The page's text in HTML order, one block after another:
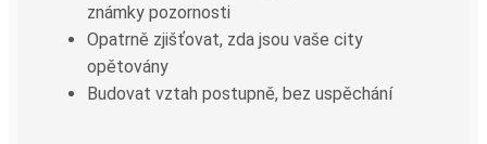
známky pozornosti
Opatrně zjišťovat, zda jsou vaše city
opětovány
Budovat vztah postupně, bez uspěchání